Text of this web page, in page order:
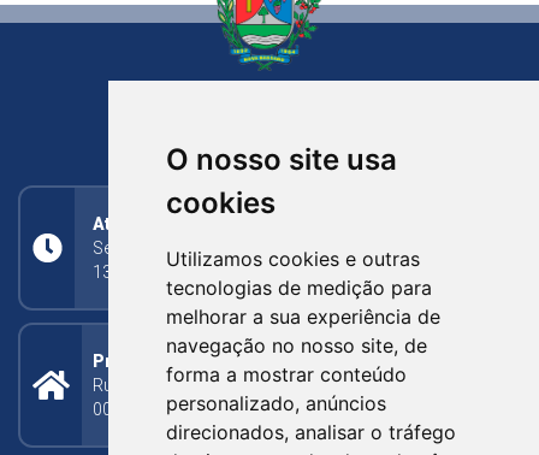
O nosso site usa
cookies
Utilizamos cookies e outras
tecnologias de medição para
melhorar a sua experiência de
navegação no nosso site, de
forma a mostrar conteúdo
personalizado, anúncios
direcionados, analisar o tráfego
Atendimento
Segunda a Sexta: 8h às 11h30min (manhã);
13h30min às 17h (tarde)
Prefeitura Municipal
Rua Silva Jardim, 505 - Bairro Centro - CEP: 95340-
000